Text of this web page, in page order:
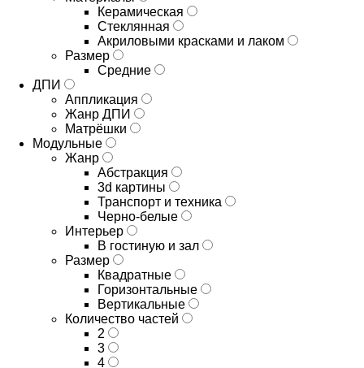
Керамическая
Стеклянная
Акриловыми красками и лаком
Размер
Средние
ДПИ
Аппликация
Жанр ДПИ
Матрёшки
Модульные
Жанр
Абстракция
3d картины
Транспорт и техника
Черно-белые
Интерьер
В гостиную и зал
Размер
Квадратные
Горизонтальные
Вертикальные
Количество частей
2
3
4